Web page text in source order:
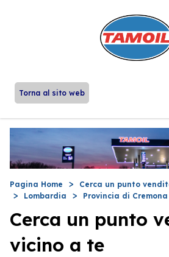
Torna al sito web
Pagina Home
Cerca un punto
Lombardia
Provincia di Cremona
Cerca un punto
vicino a te